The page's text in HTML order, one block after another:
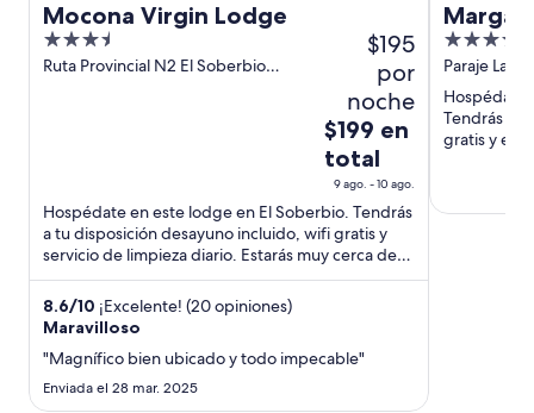
Mocona Virgin Lodge
3.5
out
Ruta Provincial N2 El Soberbio
$195
por
noche
El
precio
es
de
$199
en
total
del
$199 en
total
9 ago. - 10 ago.
Hospédate en este lodge en El Soberbio. Tendrás
a tu disposición desayuno incluido, wifi gratis y
servicio de limpieza diario. Estarás muy cerca de
Salto de ...
8.6/10 ¡Excelente! (20 opiniones)
Maravilloso
"Magnífico bien ubicado y todo impecable"
Enviada el 28 mar. 2025
Margay
Lodge
4.5
out
of
5
Paraje La
Hospédate
Tendrás a
gratis y